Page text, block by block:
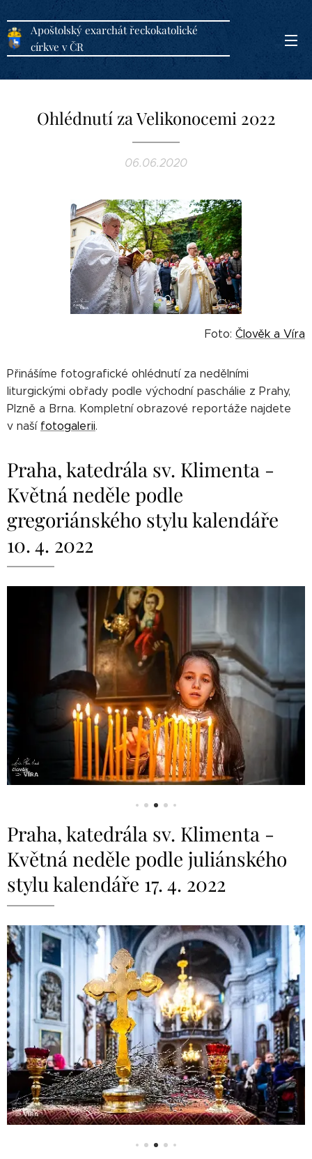
Apoštolský exarchát řeckokatolické
církve v ČR
Ohlédnutí za Velikonocemi 2022
06.06.2020
Foto: Člověk a Víra
Přinášíme fotografické ohlédnutí za nedělními
liturgickými obřady podle východní paschálie z Prahy,
Plzně a Brna. Kompletní obrazové reportáže najdete
v naší fotogalerii.
Praha, katedrála sv. Klimenta -
Květná neděle podle
gregoriánského stylu kalendáře
10. 4. 2022
Praha, katedrála sv. Klimenta -
Květná neděle podle juliánského
stylu kalendáře 17. 4. 2022